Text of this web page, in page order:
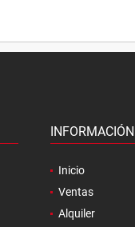
INFORMACIÓN
Inicio
Ventas
Alquiler